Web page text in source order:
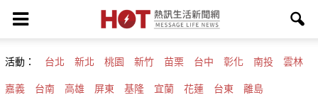
活動： 台北 新北 桃園 新竹 苗栗 台中 彰化 南投 雲林
嘉義 台南 高雄 屏東 基隆 宜蘭 花蓮 台東 離島